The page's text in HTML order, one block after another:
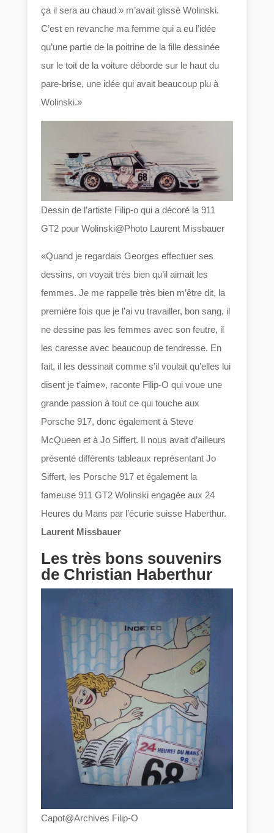
ça il sera au chaud » m’avait glissé Wolinski.
C’est en revanche ma femme qui a eu l’idée
qu’une partie de la poitrine de la fille dessinée
sur le toit de la voiture déborde sur le haut du
pare-brise, une idée qui avait beaucoup plu à
Wolinski.»
Dessin de l’artiste Filip-o qui a décoré la 911
GT2 pour Wolinski@Photo Laurent Missbauer
«Quand je regardais Georges effectuer ses
dessins, on voyait très bien qu’il aimait les
femmes. Je me rappelle très bien m’être dit, la
première fois que je l’ai vu travailler, bon sang, il
ne dessine pas les femmes avec son feutre, il
les caresse avec beaucoup de tendresse. En
fait, il les dessinait comme s’il voulait qu’elles lui
disent je t’aime», raconte Filip-O qui voue une
grande passion à tout ce qui touche aux
Porsche 917, donc également à Steve
McQueen et à Jo Siffert. Il nous avait d’ailleurs
présenté différents tableaux représentant Jo
Siffert, les Porsche 917 et également la
fameuse 911 GT2 Wolinski engagée aux 24
Heures du Mans par l’écurie suisse Haberthur.
Laurent Missbauer
Les très bons souvenirs
de Christian Haberthur
Capot@Archives Filip-O